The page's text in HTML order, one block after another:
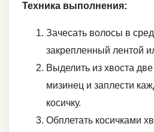
Техника выполнения:
Зачесать волосы в
закрепленный лентой
Выделить из хвоста
мизинец и заплести
косичку.
Обплетать косичками